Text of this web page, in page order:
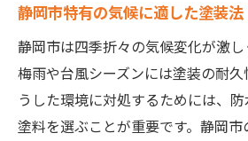
静岡市でのセルフ塗装の
塗装を通じて静岡市の
セルフ塗装を成功させる静
静岡市での塗装に役立
セルフ塗装のトラブル
静岡市特有の気候に適した塗装法
静岡市は四季折々の気候変化が激
梅雨や台風シーズンには塗装の耐
うした環境に対処するためには、
塗料を選ぶことが重要です。静岡